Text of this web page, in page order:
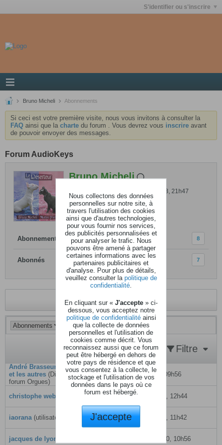
S'identifier ou s'inscrire
Bruno Micheli Abonnements
Si ceci est votre première visite, nous vous invitons à consulter la
FAQ ainsi que la charte du forum . Vous devrez vous inscrire avant
de pouvoir envoyer des messages.
Forum AudioKeys
Bruno Micheli
Dernière activité: 20 septembre 2023, 21h47
Inscrit: 17 décembre 2007
Localisation: prés d'Amiens
Abonnements 8
Abonnés 7
Revenir au profil
Filtre
André Brasseur, Klaus Wunderlich
et les autres (Discussion dans le
forum Orgues)
30 avril 2008, 09h56
christophe weber (utilisateur) 10 février 2013, 12h44
iaorana (utilisateur) 03 février 2018, 11h42
jacques de lyon 15 octobre 2020, 10h56
Nous collectons des données
personnelles sur notre site, à
travers l'utilisation des cookies
ainsi que d'autres technologies,
pour vous fournir nos services,
des publicités personnalisées et
pour analyser le trafic. Nous
pouvons être amené à partager
certaines informations avec les
partenaires publicitaires et
d'analyse. Pour plus de détails,
veuillez consulter la politique de
confidentialité
En cliquant sur « J'accepte » ci-
dessous, vous acceptez notre
politique de confidentialitéainsi
que la collecte de données
personnelles et l'utilisation de
cookies comme décrit. Vous
reconnaissez aussi que ce forum
peut être hébergé en dehors de
votre pays de résidence et que
vous consentez à la collecte, le
stockage et l'utilisation de vos
données dans le pays où ce
forum est hébergé.
J'accepte